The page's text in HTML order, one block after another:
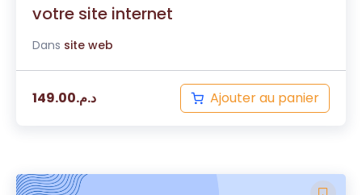
votre site internet
Dans site web
د.م.149.00 Ajouter au panier